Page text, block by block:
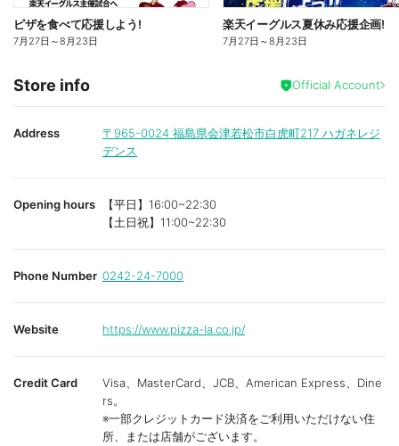
ピザを食べて応援しよう!
7月27日 ～8月23日
楽天イーグルス夏休み応援企画!
7月27日 ～8月23日
Store info Official Account
Address 〒965-0024 福島県会津若松市白虎町217 ハガネレジ
デンス
Opening hours
【平日】16:00~22:30
【土日祝】11:00~22:30
Phone Number 0242-24-7000
Website https://www.pizza-la.co.jp/
Credit Card
Visa、MasterCard、JCB、American Express、Dine
rs。
※一部クレジットカード決済をご利用いただけない住
所、または店舗がございます。